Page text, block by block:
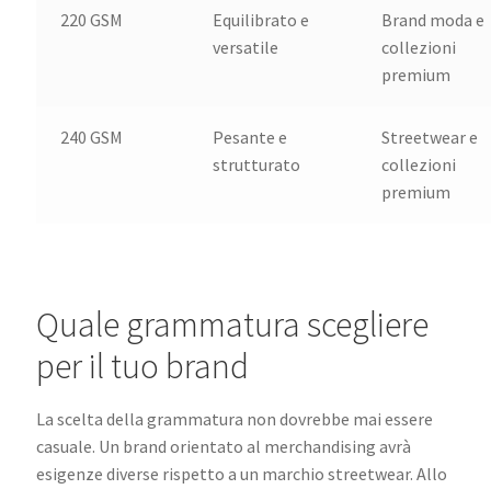
220 GSM
Equilibrato e
versatile
Brand moda e
collezioni
premium
240 GSM
Pesante e
strutturato
Streetwear e
collezioni
premium
Quale grammatura scegliere
per il tuo brand
La scelta della grammatura non dovrebbe mai essere
casuale. Un brand orientato al merchandising avrà
esigenze diverse rispetto a un marchio streetwear. Allo